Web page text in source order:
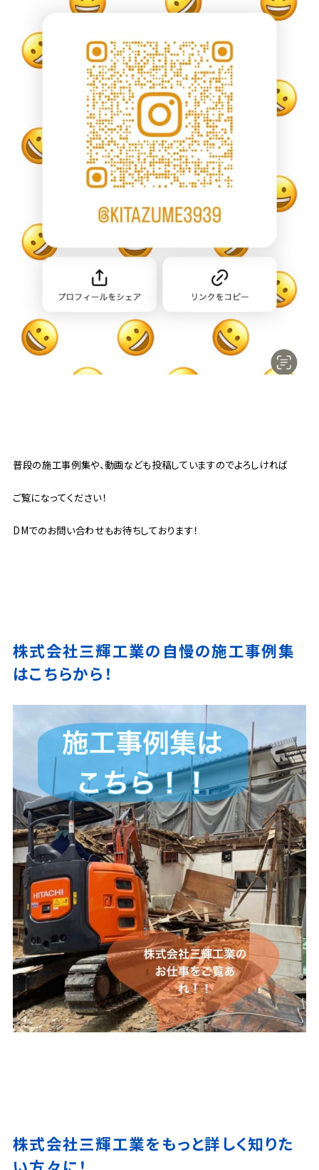
普段の施工事例集や、動画なども投稿していますのでよろしければ
ご覧になってください！
DMでのお問い合わせもお待ちしております！
株式会社三輝工業の自慢の施工事例集
はこちらから！
株式会社三輝工業をもっと詳しく知りた